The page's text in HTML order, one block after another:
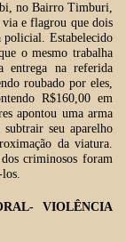
no Bairro Timburi,
e flagrou que dois
policial. Estabelecido
o mesmo trabalha
entrega na referida
roubado por eles,
R$160,00 em
apontou uma arma
seu aparelho
da viatura.
criminosos foram
VIOLÊNCIA